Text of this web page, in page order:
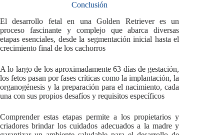
Conclusión
El desarrollo fetal en una Golden Retriever es un
proceso fascinante y complejo que abarca diversas
etapas esenciales, desde la segmentación inicial hasta el
crecimiento final de los cachorros
A lo largo de los aproximadamente 63 días de gestación,
los fetos pasan por fases críticas como la implantación, la
organogénesis y la preparación para el nacimiento, cada
una con sus propios desafíos y requisitos específicos
Comprender estas etapas permite a los propietarios y
criadores brindar los cuidados adecuados a la madre y